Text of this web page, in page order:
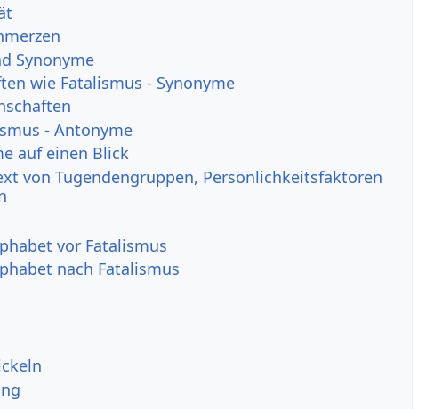
Synonyme
wie Fatalismus - Synonyme
- Antonyme
auf einen Blick
von Tugendengruppen, Persönlichkeitsfaktoren
vor Fatalismus
nach Fatalismus